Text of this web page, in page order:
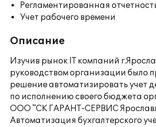
Регламентированная
Учет рабочего времени
Описание
Изучив рынок IT компаний
руководством организации было
решение автоматизировать учет
по исполнению своего бюджета
ООО "СК ГАРАНТ-СЕРВИС
Автоматизация бухгалтерского